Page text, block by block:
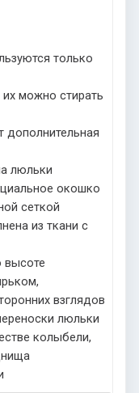
только
можно стирать
дополнительная
люльки
окошко
сеткой
из ткани с
высоте
взглядов
люльки
колыбели,